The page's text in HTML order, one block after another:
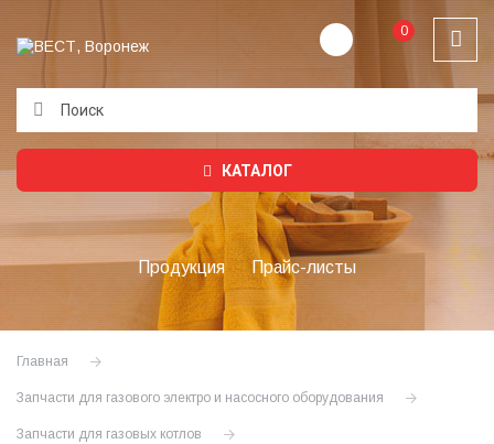
0
КАТАЛОГ
Продукция Прайс-листы
Главная
Запчасти для газового электро и насосного оборудования
Запчасти для газовых котлов